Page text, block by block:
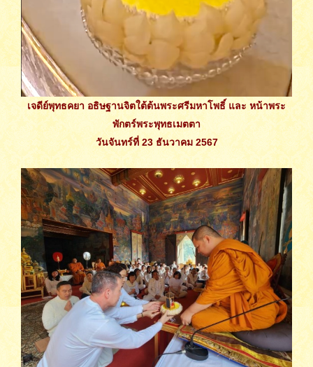
เจดีย์พุทธคยา อธิษฐานจิตใต้ต้นพระศรีมหาโพธิ์ และ หน้าพระ
พักตร์พระพุทธเมตตา
วันจันทร์ที่ 23 ธันวาคม 2567